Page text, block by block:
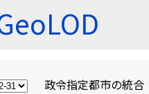
政令指定都市の統